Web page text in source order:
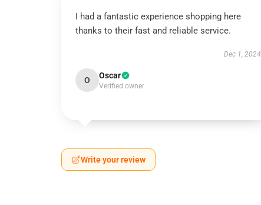
I had a fantastic experience shopping here
thanks to their fast and reliable service.
Dec 1, 2024
O Oscar
Verified owner
Write your review